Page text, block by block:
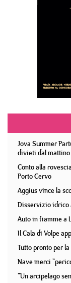
Jova Summer
divieti dal mattino
Conto alla
Porto Cervo
Aggius vince la
Disservizio idrico
Auto in fiamme a
Il Cala di Volpe
Tutto pronto per
Nave merci
"Un arcipelago